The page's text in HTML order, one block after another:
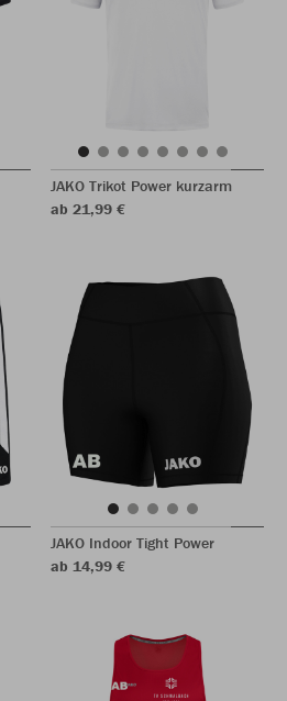
JAKO Trikot Power kurzarm
ab 21,99 €
JAKO Indoor Tight Power
ab 14,99 €